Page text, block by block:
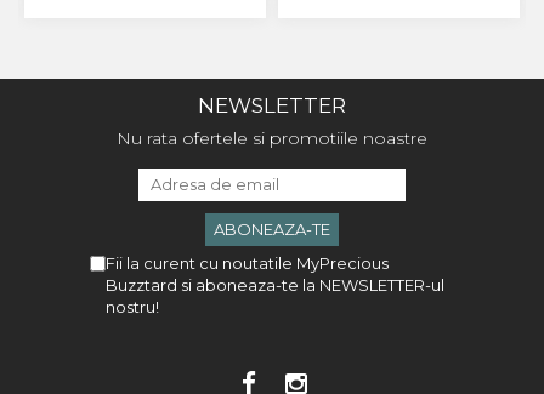
NEWSLETTER
Nu rata ofertele si promotiile noastre
Fii la curent cu noutatile MyPrecious
Buzztard si aboneaza-te la NEWSLETTER-ul
nostru!